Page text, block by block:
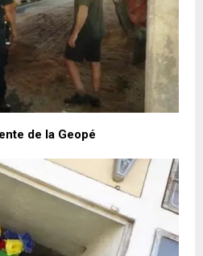
de la Geopé